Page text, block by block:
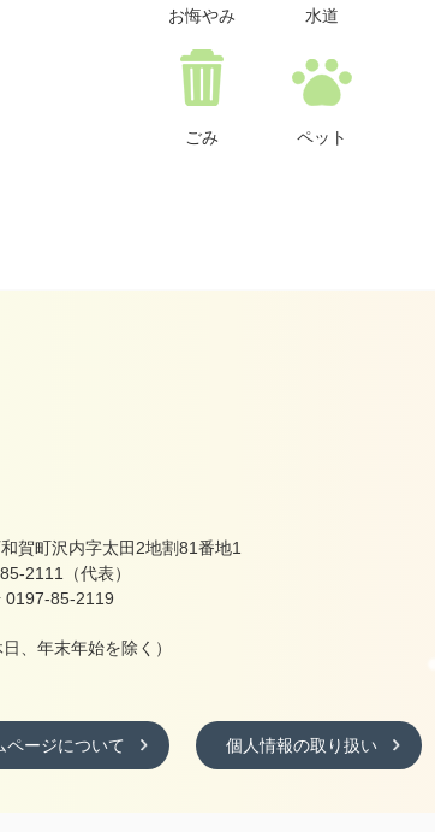
お悔やみ 水道
ごみ ペット
賀町沢内字太田2地割81番地1
2111（代表）
0197-85-2119
、年末年始を除く）
ページについて 個人情報の取り扱い